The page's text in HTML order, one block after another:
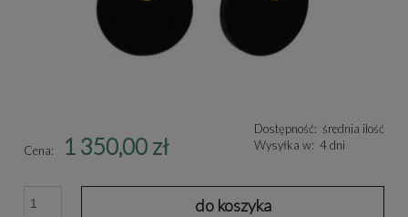
Dostępność: średnia ilość
Wysyłka w: 4 dni
Cena: 1 350,00 zł
do koszyka